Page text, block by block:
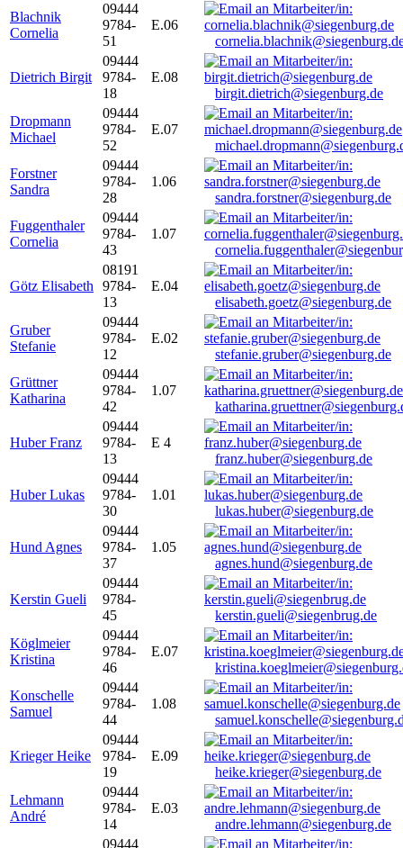
Blachnik
Cornelia
09444
9784-
51
E.06
Dietrich Birgit
09444
9784-
18
E.08
birgit.dietrich@siegenburg.de
Dropmann
Michael
09444
9784-
52
E.07
Forstner
Sandra
09444
9784-
28
1.06
sandra.forstner@siegenburg.de
Fuggenthaler
Cornelia
09444
9784-
43
1.07
Götz Elisabeth
08191
9784-
13
E.04
elisabeth.goetz@siegenburg.de
Gruber
Stefanie
09444
9784-
12
E.02
stefanie.gruber@siegenburg.de
Grüttner
Katharina
09444
9784-
42
1.07
Huber Franz
09444
9784-
13
E 4
franz.huber@siegenburg.de
Huber Lukas
09444
9784-
30
1.01
lukas.huber@siegenburg.de
Hund Agnes
09444
9784-
37
1.05
agnes.hund@siegenburg.de
Kerstin Gueli
09444
9784-
45
kerstin.gueli@siegenbrug.de
Köglmeier
Kristina
09444
9784-
46
E.07
Konschelle
Samuel
09444
9784-
44
1.08
Krieger Heike
09444
9784-
19
E.09
heike.krieger@siegenburg.de
Lehmann
André
09444
9784-
14
E.03
andre.lehmann@siegenburg.de
09444